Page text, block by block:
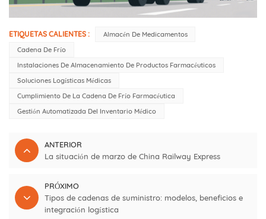
ETIQUETAS CALIENTES :
Almacén De Medicamentos
Cadena De Frío
Instalaciones De Almacenamiento De Productos Farmacéuticos
Soluciones Logísticas Médicas
Cumplimiento De La Cadena De Frío Farmacéutica
Gestión Automatizada Del Inventario Médico
ANTERIOR
La situación de marzo de China Railway Express
PRÓXIMO
Tipos de cadenas de suministro: modelos, beneficios e
integración logística